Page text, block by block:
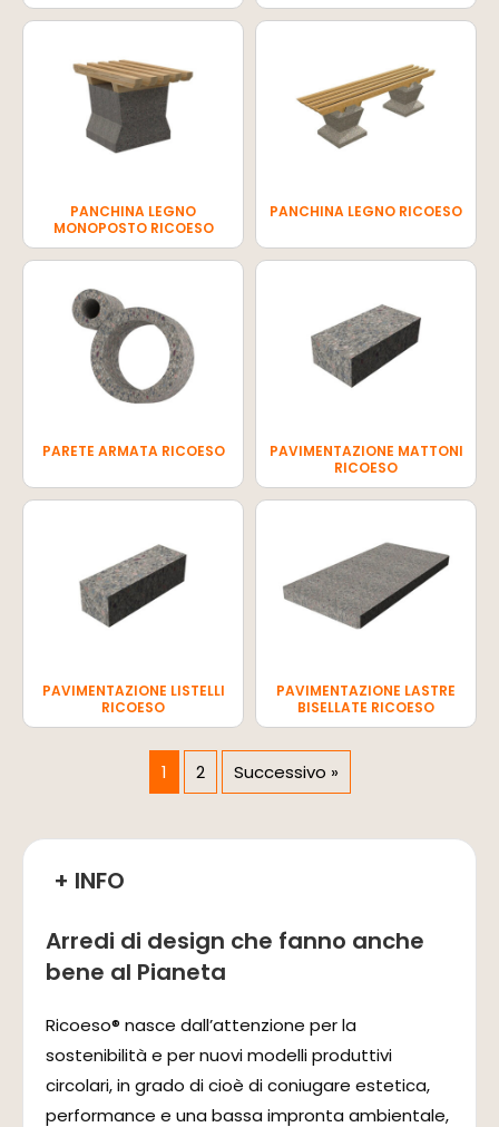
PANCHINA LEGNO
MONOPOSTO RICOESO
PANCHINA LEGNO RICOESO
PARETE ARMATA RICOESO
PAVIMENTAZIONE MATTONI
RICOESO
PAVIMENTAZIONE LISTELLI
RICOESO
PAVIMENTAZIONE LASTRE
BISELLATE RICOESO
1 2 Successivo »
+ INFO
Arredi di design che fanno anche
bene al Pianeta
Ricoeso® nasce dall’attenzione per la
sostenibilità e per nuovi modelli produttivi
circolari, in grado di cioè di coniugare estetica,
performance e una bassa impronta ambientale,